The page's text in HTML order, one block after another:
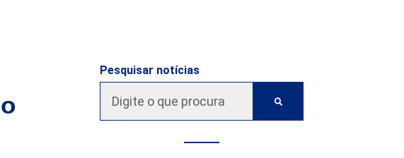
Pesquisar notícias